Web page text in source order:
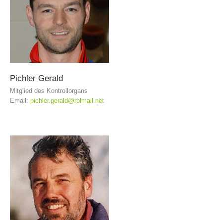
Pichler Gerald
Mitglied des Kontrollorgans
Email: pichler.gerald@rolmail.net